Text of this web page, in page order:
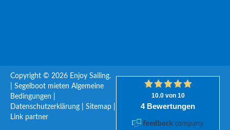
Copyright © 2026 Enjoy Sailing.
Segelboot mieten Algemeine
Bedingungen
Datenschutzerklärung
Sitemap
Link partner